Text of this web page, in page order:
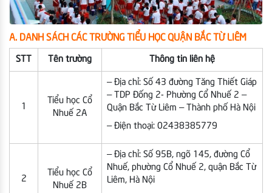
A. DANH SÁCH CÁC TRƯỜNG TIỂU HỌC QUẬN BẮC TỪ LIÊM
STT Tên trường Thông tin liên hệ
Tiểu học Cổ
Nhuế 2A
– Địa chỉ: Số 43 đường Tăng Thiết Giáp
– TDP Đống 2- Phường Cổ Nhuế 2 –
Quận Bắc Từ Liêm – Thành phố Hà Nội
– Điện thoại: 02438385779
2
Tiểu học Cổ
Nhuế 2B
– Địa chỉ: Số 95B, ngõ 145, đường Cổ
Nhuế, phường Cổ Nhuế 2, quận Bắc Từ
Liêm, Hà Nội